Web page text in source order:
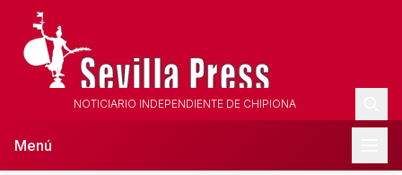
NOTICIARIO INDEPENDIENTE DE CHIPIONA
Menú